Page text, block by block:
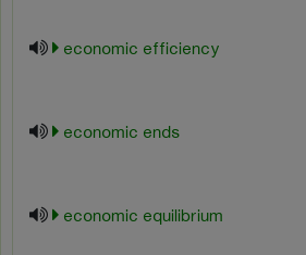
economic efficiency
economic ends
economic equilibrium